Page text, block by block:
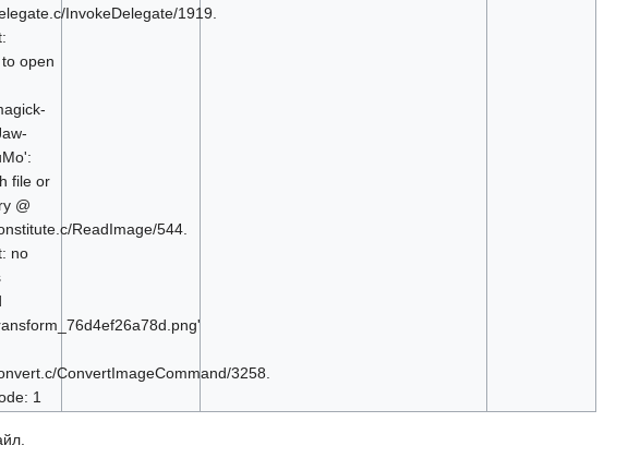
InvokeDelegate/1919.
open
file or
@
ReadImage/544.
no
ConvertImageCommand/3258.
1